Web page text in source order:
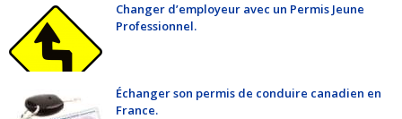
Changer d’employeur avec un Permis Jeune
Professionnel.
Échanger son permis de conduire canadien en
France.